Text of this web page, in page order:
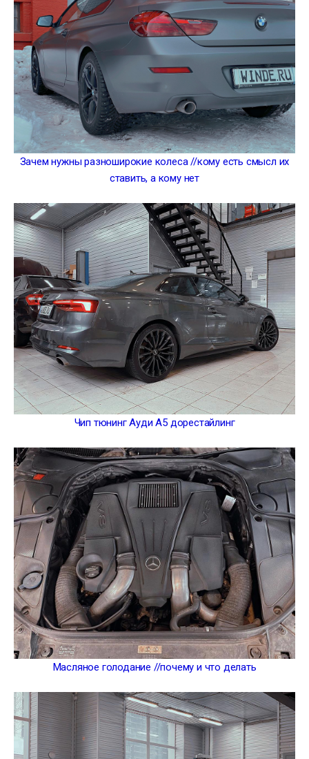
Зачем нужны разноширокие колеса //кому есть смысл их
ставить, а кому нет
Чип тюнинг Ауди А5 дорестайлинг
Масляное голодание //почему и что делать